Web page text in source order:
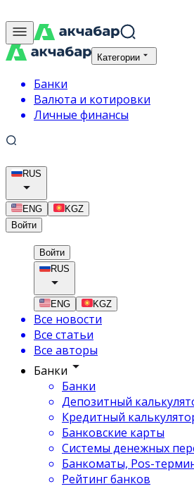
Категории
Банки
Валюта и котировки
Личные финансы
RUS
ENG
KGZ
Войти
Войти
RUS
ENG KGZ
Все новости
Все статьи
Все авторы
Банки
Банки
Депозитный
Кредитный
Банковские карты
Системы денежных
Банкоматы, Pos-
Рейтинг банков